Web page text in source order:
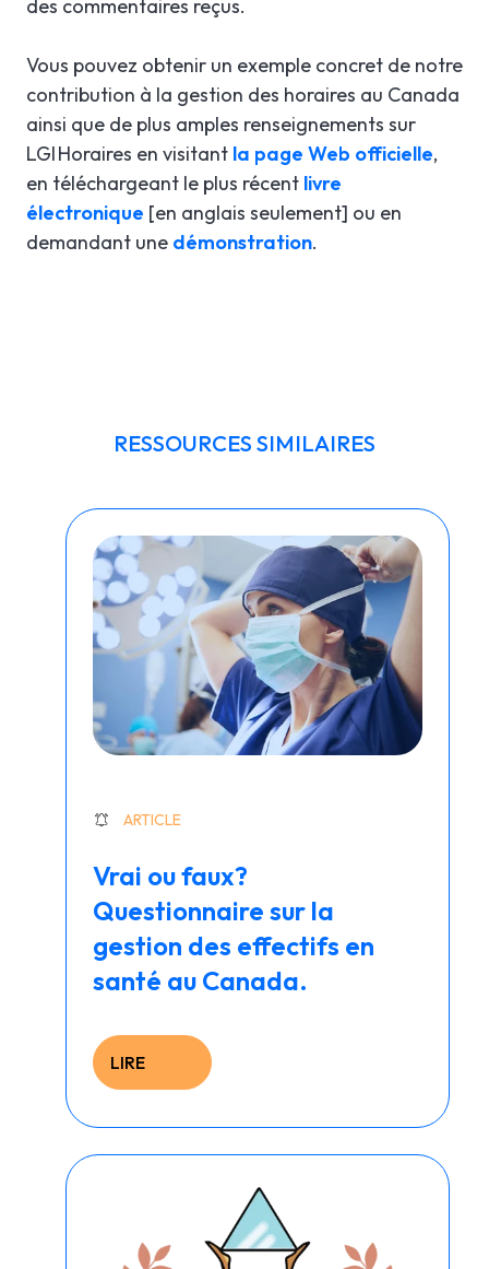
des commentaires reçus.
Vous pouvez obtenir un exemple concret de notre
contribution à la gestion des horaires au Canada
ainsi que de plus amples renseignements sur
LGI Horaires en visitant la page Web officielle,
en téléchargeant le plus récent livre
électronique [en anglais seulement] ou en
demandant une démonstration.
RESSOURCES SIMILAIRES
ARTICLE
Vrai ou faux?
Questionnaire sur la
gestion des effectifs en
santé au Canada.
LIRE